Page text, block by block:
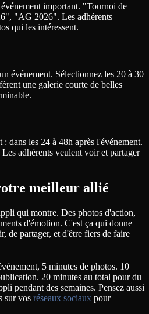
important. "Tournoi de
"AG 2026". Les adhérents
qui les intéressent.
événement. Sélectionnez les 20 à 30
une galerie courte de belles
dans les 24 à 48h après l'événement.
adhérents veulent voir et partager
meilleur allié
qui montre. Des photos d'action,
d'émotion. C'est ça qui donne
de partager, et d'être fiers de faire
5 minutes de photos. 10
20 minutes au total pour du
pendant des semaines. Pensez aussi
sur vos réseaux sociaux pour